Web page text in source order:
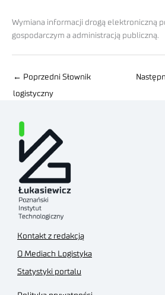
Wymiana informacji drogą elektroniczną
gospodarczym a administracją publiczną.
← Poprzedni Słownik
logistyczny
Kontakt z redakcją
O Mediach Logistyka
Statystyki portalu